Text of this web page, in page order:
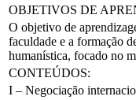
OBJETIVOS DE
O objetivo de
faculdade e a formação
humanística, focado no
CONTEÚDOS:
I – Negociação